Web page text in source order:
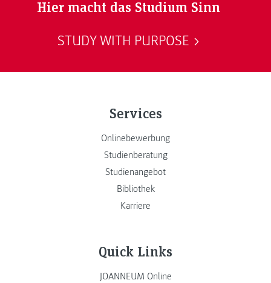
Hier macht das Studium Sinn
STUDY WITH PURPOSE
Services
Onlinebewerbung
Studienberatung
Studienangebot
Bibliothek
Karriere
Quick Links
JOANNEUM Online